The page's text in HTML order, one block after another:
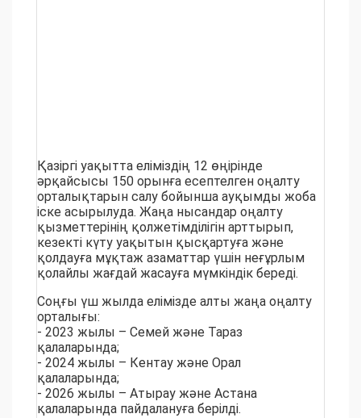
Қазіргі уақытта еліміздің 12 өңірінде
әрқайсысы 150 орынға есептелген оңалту
орталықтарын салу бойынша ауқымды жоба
іске асырылуда. Жаңа нысандар оңалту
қызметтерінің қолжетімділігін арттырып,
кезекті күту уақытын қысқартуға және
қолдауға мұқтаж азаматтар үшін неғұрлым
қолайлы жағдай жасауға мүмкіндік береді.
Соңғы үш жылда елімізде алты жаңа оңалту
орталығы:
- 2023 жылы – Семей және Тараз
қалаларында;
- 2024 жылы – Кентау және Орал
қалаларында;
- 2026 жылы – Атырау және Астана
қалаларында пайдалануға берілді.